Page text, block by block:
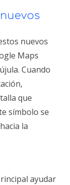
nuevos
Maps
Cuando
que
símbolo se
la
ayudar